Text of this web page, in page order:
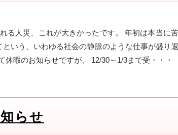
人災、これが大きかったです。 年初は本当に
いう、いわゆる社会の静脈のような仕事が盛り
暇のお知らせですが、 12/30～1/3まで受・・・
らせ